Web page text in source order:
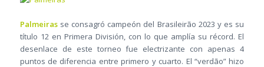
Palmeirasse consagró campeón del Brasileirão 2023 y es su
título 12 en Primera División, con lo que amplía su récord. El
desenlace de este torneo fue electrizante con apenas 4
puntos de diferencia entre primero y cuarto. El “verdão” hizo